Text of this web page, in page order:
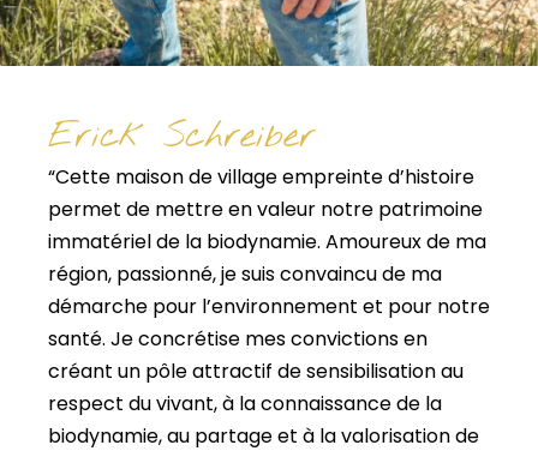
Erick Schreiber
“Cette maison de village empreinte d’histoire
permet de mettre en valeur notre patrimoine
immatériel de la biodynamie. Amoureux de ma
région, passionné, je suis convaincu de ma
démarche pour l’environnement et pour notre
santé. Je concrétise mes convictions en
créant un pôle attractif de sensibilisation au
respect du vivant, à la connaissance de la
biodynamie, au partage et à la valorisation de